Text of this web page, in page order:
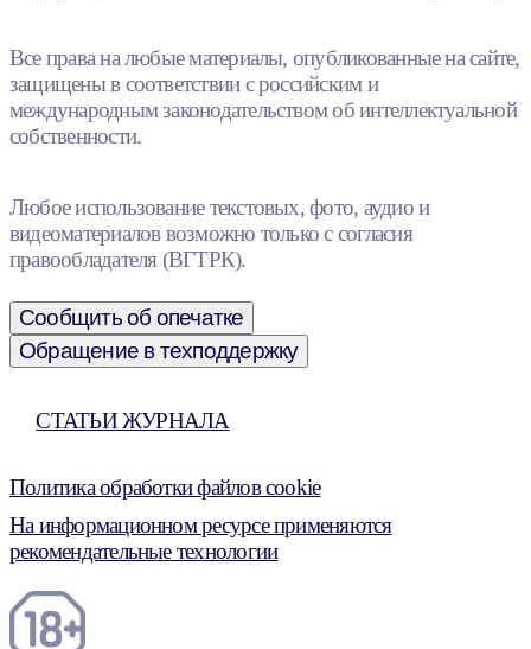
Все права на любые материалы, опубликованные на сайте,
защищены в соответствии с российским и
международным законодательством об интеллектуальной
собственности.
Любое использование текстовых, фото, аудио и
видеоматериалов возможно только с согласия
правообладателя (ВГТРК).
Сообщить об опечатке
Обращение в техподдержку
СТАТЬИ ЖУРНАЛА
Политика обработки файлов cookie
На информационном ресурсе применяются
рекомендательные технологии